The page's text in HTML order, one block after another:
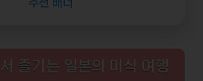
즐기는 일본의 미식 여행